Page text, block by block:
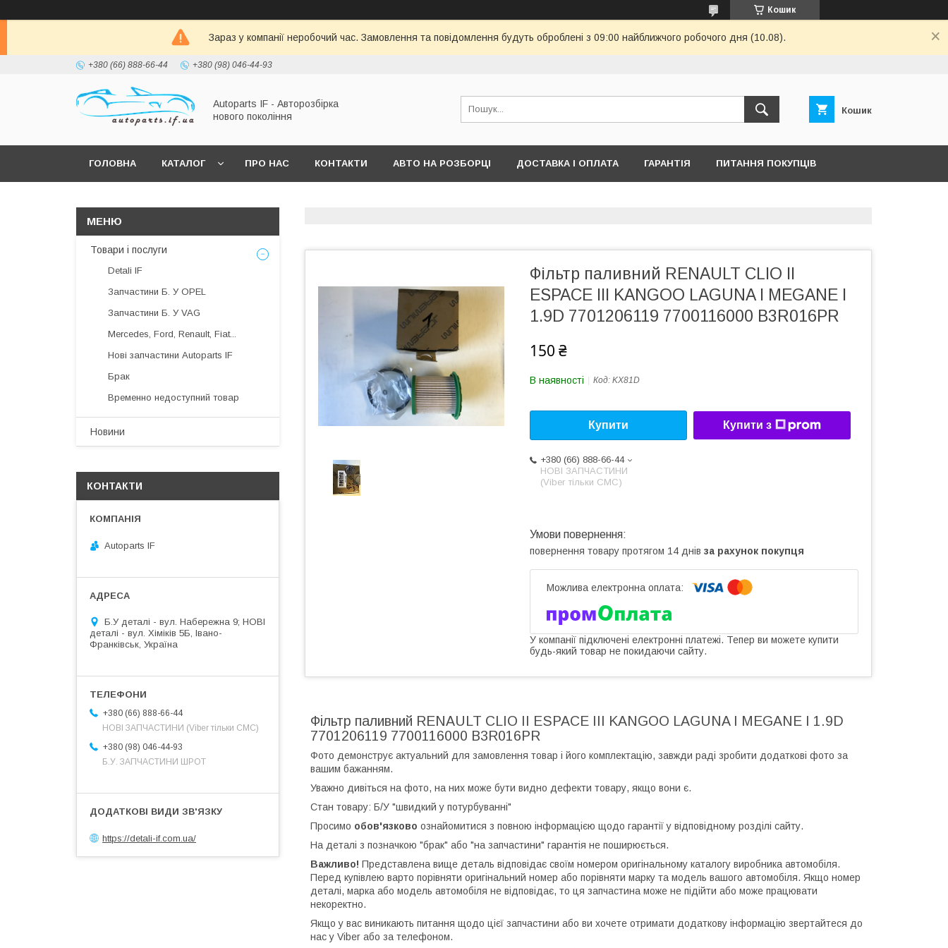
Кошик
Зараз у компанії неробочий час. Замовлення та повідомлення будуть оброблені з 09:00 найближчого робочого дня (10.08).
+380 (66) 888-66-44 +380 (98) 046-44-93
Autoparts IF - Авторозбірка
нового покоління
Кошик
ГОЛОВНА КАТАЛОГ ПРО НАС КОНТАКТИ АВТО НА РОЗБОРЦІ ДОСТАВКА І ОПЛАТА ГАРАНТІЯ ПИТАННЯ ПОКУПЦІВ
Фільтр паливний RENAULT CLIO II
ESPACE III KANGOO LAGUNA I MEGANE I
1.9D 7701206119 7700116000 B3R016PR
150 ₴
В наявності Код: KX81D
Купити Купити з
+380 (66) 888-66-44
НОВІ ЗАПЧАСТИНИ
(Viber тільки СМС)
повернення товару протягом 14 днів за рахунок покупця
У компанії підключені електронні платежі. Тепер ви можете купити
будь-який товар не покидаючи сайту.
Фільтр паливний RENAULT CLIO II ESPACE III KANGOO LAGUNA I MEGANE I 1.9D
7701206119 7700116000 B3R016PR
Фото демонструє актуальний для замовлення товар і його комплектацію, завжди раді зробити додаткові фото за
вашим бажанням.
Уважно дивіться на фото, на них може бути видно дефекти товару, якщо вони є.
Стан товару: Б/У "швидкий у потурбуванні"
Просимо обов'язково ознайомитися з повною інформацією щодо гарантії у відповідному розділі сайту.
На деталі з позначкою "брак" або "на запчастини" гарантія не поширюється.
Важливо! Представлена вище деталь відповідає своїм номером оригінальному каталогу виробника автомобіля.
Перед купівлею варто порівняти оригінальний номер або порівняти марку та модель вашого автомобіля. Якщо номер
деталі, марка або модель автомобіля не відповідає, то ця запчастина може не підійти або може працювати
некоректно.
Якщо у вас виникають питання щодо цієї запчастини або ви хочете отримати додаткову інформацію звертайтеся до
нас у Viber або за телефоном.
Товари і послуги
Detali IF
Запчастини Б. У OPEL
Запчастини Б. У VAG
Mercedes, Ford, Renault, Fiat...
Нові запчастини Autoparts IF
Брак
Временно недоступний товар
Новини
КОНТАКТИ
Autoparts IF
Б.У деталі - вул. Набережна 9; НОВІ
деталі - вул. Хіміків 5Б, Івано-
Франківськ, Україна
+380 (66) 888-66-44
НОВІ ЗАПЧАСТИНИ (Viber тільки СМС)
+380 (98) 046-44-93
Б.У. ЗАПЧАСТИНИ ШРОТ
https://detali-if.com.ua/